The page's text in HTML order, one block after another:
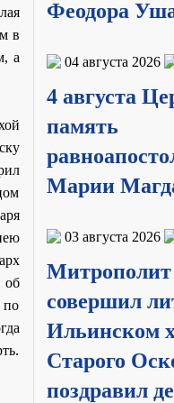
в
а
об
по
Феодора
04 августа 2026
4 августа
память
Марии
03 августа 2026
совершил
Ильинском
Старого
поздравил